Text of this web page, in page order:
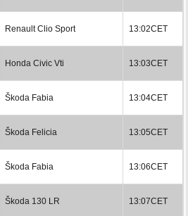
Renault Clio Sport 13:02CET
Honda Civic Vti 13:03CET
Škoda Fabia 13:04CET
Škoda Felicia 13:05CET
Škoda Fabia 13:06CET
Škoda 130 LR 13:07CET